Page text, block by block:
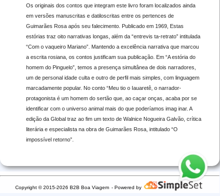
Os originais dos contos que integram este livro foram localizados ainda
em versões manuscritas e datiloscritas entre os pertences de
Guimarães Rosa após seu falecimento. Publicado em 1969, Estas
estórias traz oito narrativas longas, além da “entrevis ta-retrato” intitulada
“Com o vaqueiro Mariano”. Mantendo a excelência narrativa que marcou
a escrita rosiana, os contos justificam sua publicação. Em “A estória do
homem do Pinguelo”, temos a presença simultânea de dois narradores,
um de personal idade culta e outro de perfil mais simples, com linguagem
marcadamente popular. No conto “Meu tio o Iauaretê, o narrador-
protagonista é um homem do sertão que, ao caçar onças, acaba por se
identificar com o universo animal mais do que poderíamos imag inar. A
edição da Global traz ao fim um texto de Walnice Nogueira Galvão, crítica
literária e especialista na obra de Guimarães Rosa, intitulado “O
impossível retorno”.
Copyright © 2015-2026 B2B Boa Viagem - Powered by